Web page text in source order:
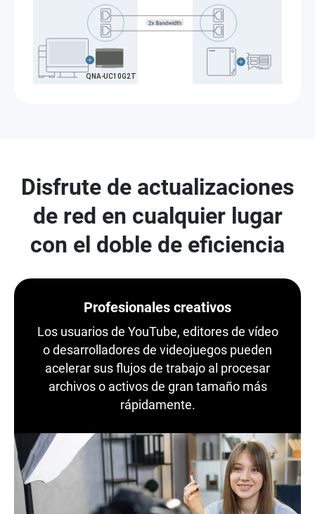
Disfrute de actualizaciones
de red en cualquier lugar
con el doble de eficiencia
Profesionales creativos
Los usuarios de YouTube, editores de vídeo
o desarrolladores de videojuegos pueden
acelerar sus flujos de trabajo al procesar
archivos o activos de gran tamaño más
rápidamente.